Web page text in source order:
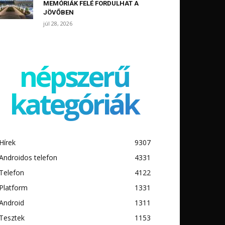
MEMÓRIÁK FELÉ FORDULHAT A
JÖVŐBEN
júl 28, 2026
népszerű
kategóriák
Hírek
9307
telefon
4331
Telefon
4122
Platform
1331
1311
Tesztek
1153